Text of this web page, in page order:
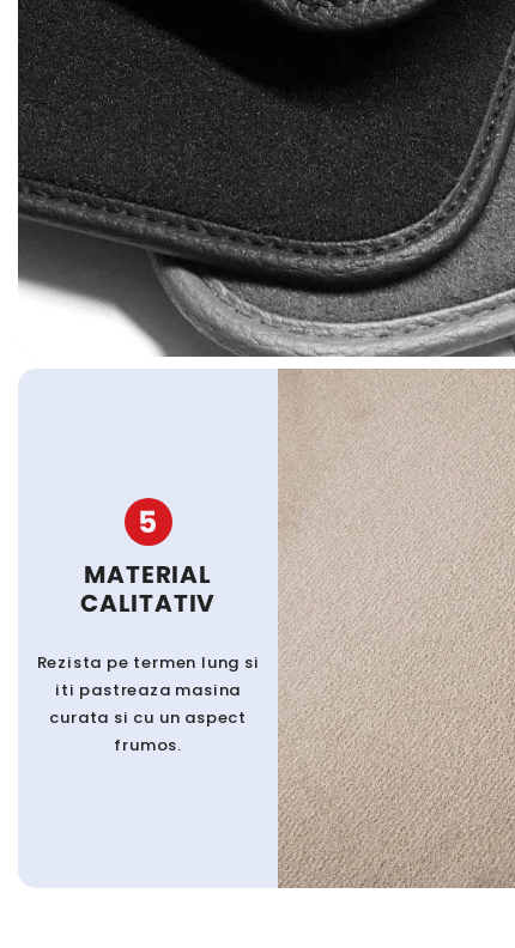
5
MATERIAL
CALITATIV
Rezista pe termen lung si
iti pastreaza masina
curata si cu un aspect
frumos.